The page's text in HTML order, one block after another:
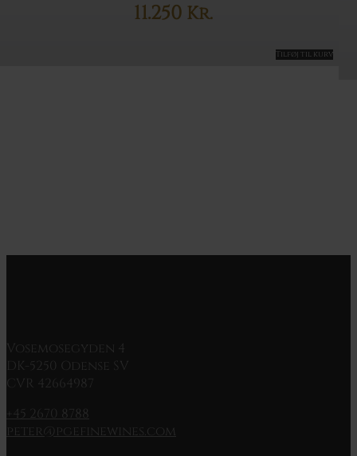
11.250 Kr.
Tilføj til kurv
Vosemosegyden 4
DK-5250 Odense SV
CVR 42664987
+45 2670 8788
peter@pgefinewines.com